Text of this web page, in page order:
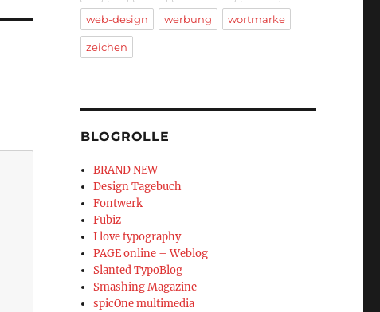
web-design werbung wortmarke
zeichen
BLOGROLLE
BRAND NEW
Design Tagebuch
Fontwerk
Fubiz
I love typography
PAGE online – Weblog
Slanted TypoBlog
Smashing Magazine
spicOne multimedia